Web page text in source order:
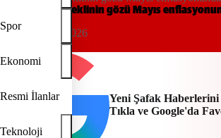
Spor
Ekonomi
Resmi İlanlar
Teknoloji
Memur ve emeklinin gözü Mayıs
23:36, 23/05/2026
Yeni Şafak Haberlerini
Tıkla ve Google'da